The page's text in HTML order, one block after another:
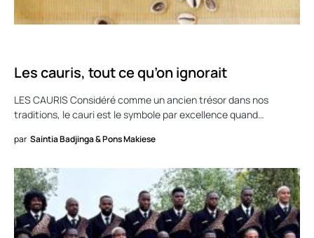
Les cauris, tout ce qu’on ignorait
LES CAURIS Considéré comme un ancien trésor dans nos
traditions, le cauri est le symbole par excellence quand…
par Saintia Badjinga & Pons Makiese